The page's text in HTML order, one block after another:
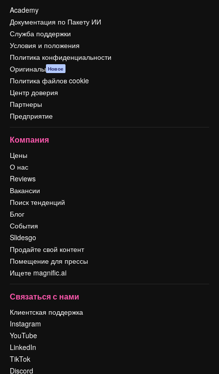
Academy
Документация по Пакету ИИ
Служба поддержки
Условия и положения
Политика конфиденциальности
Оригиналы Новое
Политика файлов cookie
Центр доверия
Партнеры
Предприятие
Компания
Цены
О нас
Reviews
Вакансии
Поиск тенденций
Блог
События
Slidesgo
Продайте свой контент
Помещение для прессы
Ищете magnific.ai
Связаться с нами
Клиентская поддержка
Instagram
YouTube
LinkedIn
TikTok
Discord